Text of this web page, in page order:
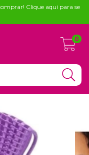
Clique aqui para se
0